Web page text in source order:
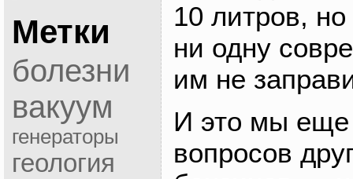
Метки
болезни
вакуум
генераторы
геология
10 литров, но
ни одну
им не
И это мы еще
вопросов